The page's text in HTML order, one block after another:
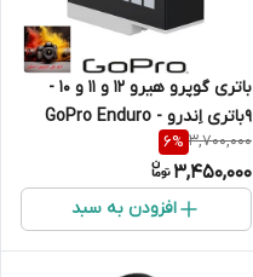
باتری گوپرو هیرو 12 و 11 و 10 -
9باتری اِندرو - GoPro Enduro
Batteries
3,700,000
6%
3,450,000
افزودن به سبد